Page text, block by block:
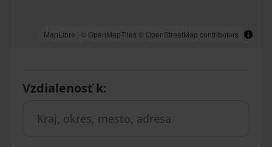
MapLibre | © OpenMapTiles © OpenStreetMap contributors
Vzdialenosť k: